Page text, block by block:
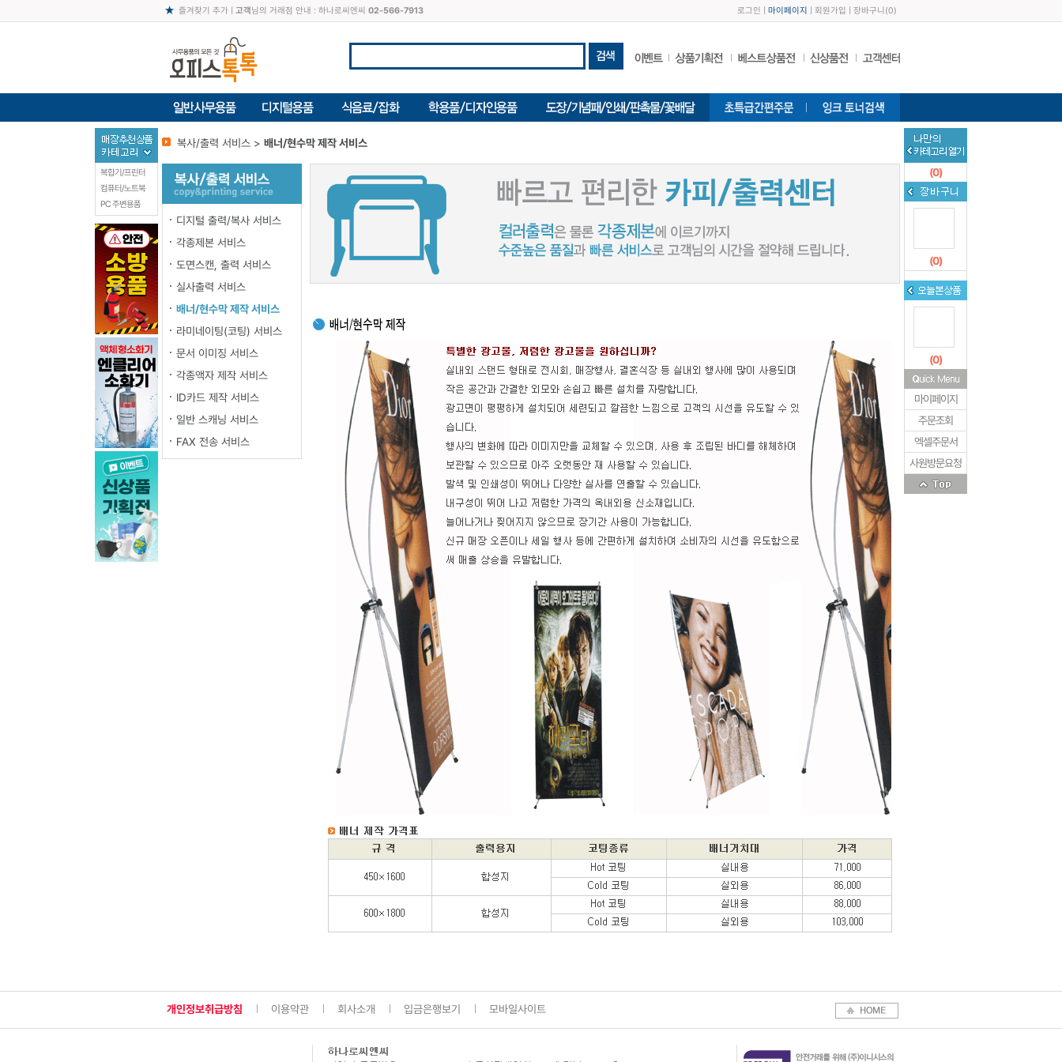
즐겨찾기 추가| 고객님의 거래점 안내 : 하나로씨엔씨 02-566-7913 로그인 마이페이지 회원가입 장바구니 (0)
복사/출력 서비스 > 배너/현수막 제작 서비스
디지털 출력/복사 서비스
각종제본 서비스
도면스캔, 출력 서비스
실사출력 서비스
배너/현수막 제작 서비스
라미네이팅(코팅) 서비스
문서 이미징 서비스
각종액자 제작 서비스
ID카드 제작 서비스
일반 스캐닝 서비스
FAX 전송 서비스
복합기/프린터
컴퓨터/노트북
PC 주변용품
(0)
(0)
(0)
마이페이지
주문조회
엑셀주문서
사원방문요청
개인정보취급방침 이용약관 회사소개 입금은행보기 모바일사이트